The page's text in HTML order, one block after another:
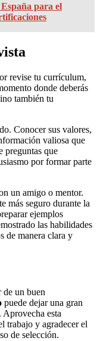
para el
revise tu currículum,
donde deberás
también tu
Conocer sus valores,
valiosa que
preguntas que
por formar parte
un amigo o mentor.
más seguro durante la
ejemplos
las habilidades
de manera clara y
de un buen
puede dejar una gran
esta
trabajo y agradecer el
de selección.